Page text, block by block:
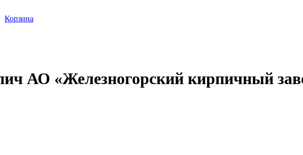
Корзина
АО «Железногорский кирпичный